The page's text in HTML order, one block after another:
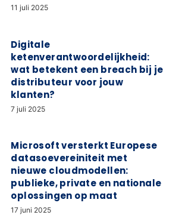
11 juli 2025
Digitale
ketenverantwoordelijkheid:
wat betekent een breach bij je
distributeur voor jouw
klanten?
7 juli 2025
Microsoft versterkt Europese
datasoevereiniteit met
nieuwe cloudmodellen:
publieke, private en nationale
oplossingen op maat
17 juni 2025